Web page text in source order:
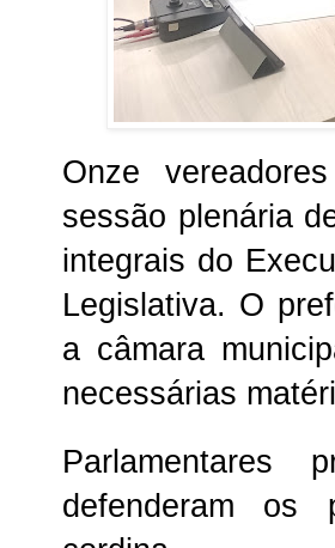
Onze
sessão plenária
integrais do
Legislativa. O
a câmara
necessárias
Parlamentares
defenderam os